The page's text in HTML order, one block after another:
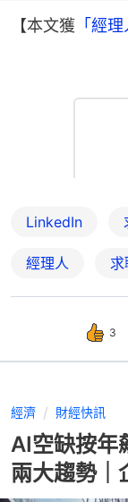
【本文獲 「經理
LinkedIn
經理人 求
3
經濟 財經快訊
AI空缺按
兩大趨勢｜